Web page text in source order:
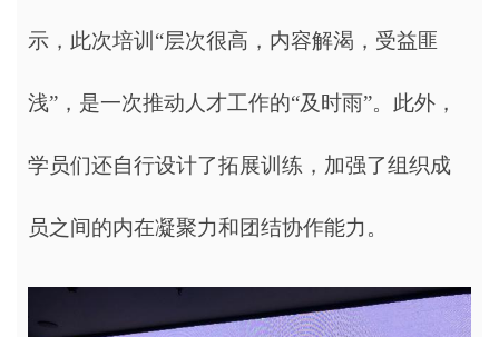
示，此次培训“层次很高，内容解渴，受益匪
浅”，是一次推动人才工作的“及时雨”。此外，
学员们还自行设计了拓展训练，加强了组织成
员之间的内在凝聚力和团结协作能力。